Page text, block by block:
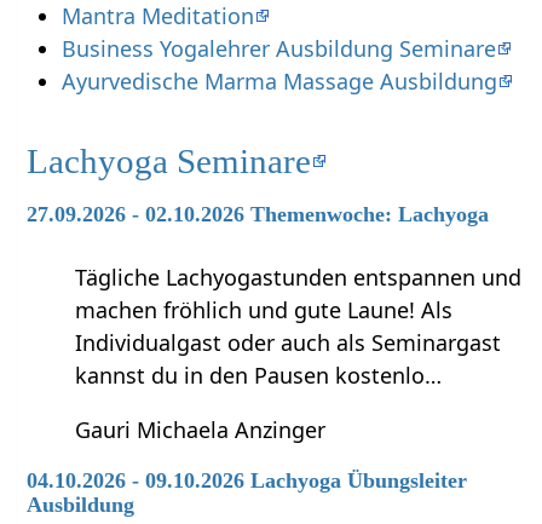
Mantra Meditation
Business Yogalehrer Ausbildung Seminare
Ayurvedische Marma Massage Ausbildung
Lachyoga Seminare
27.09.2026 - 02.10.2026 Themenwoche: Lachyoga
Tägliche Lachyogastunden entspannen und
machen fröhlich und gute Laune! Als
Individualgast oder auch als Seminargast
kannst du in den Pausen kostenlo…
Gauri Michaela Anzinger
04.10.2026 - 09.10.2026 Lachyoga Übungsleiter
Ausbildung